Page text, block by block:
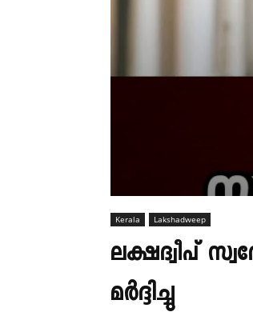
Kerala Lakshadweep
ലക്ഷദ്വീപ്
മർദ്ദിച്ചു